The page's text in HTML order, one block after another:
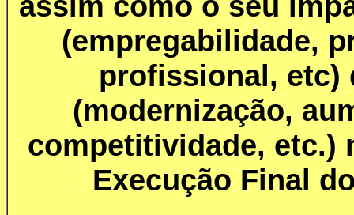
(empregabilidade,
profissional, etc)
(modernização,
competitividade, etc.)
Execução Final